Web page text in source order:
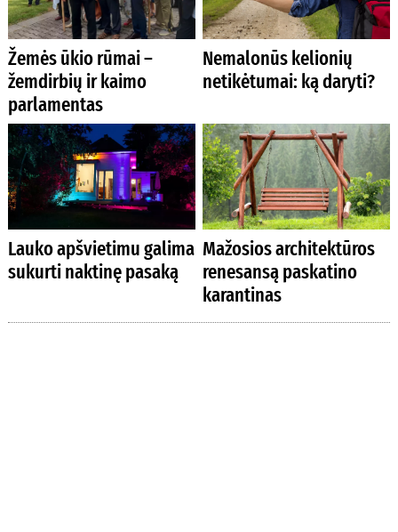
Žemės ūkio rūmai –
žemdirbių ir kaimo
parlamentas
Nemalonūs kelionių
netikėtumai: ką daryti?
Lauko apšvietimu galima
sukurti naktinę pasaką
Mažosios architektūros
renesansą paskatino
karantinas